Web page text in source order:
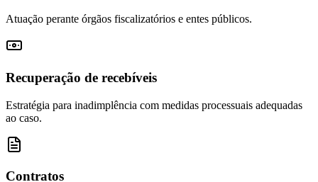
Atuação perante órgãos fiscalizatórios e entes públicos.
Recuperação de recebíveis
Estratégia para inadimplência com medidas processuais adequadas
ao caso.
Contratos